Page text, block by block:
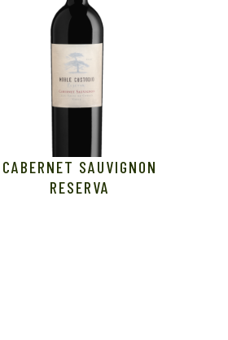
CABERNET SAUVIGNON
RESERVA